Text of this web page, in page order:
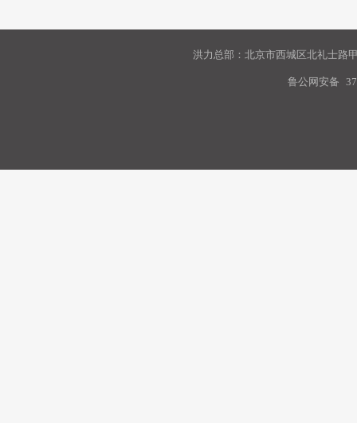
洪力总部：北京市西城区北礼士路
鲁公网安备